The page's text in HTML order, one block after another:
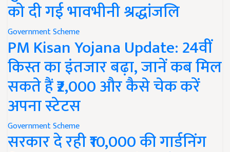
को दी गई भावभीनी श्रद्धांजलि
Government Scheme
PM Kisan Yojana Update: 24वीं
किस्त का इंतजार बढ़ा, जानें कब मिल
सकते हैं ₹2,000 और कैसे चेक करें
अपना स्टेटस
Government Scheme
सरकार दे रही ₹10,000 की गार्डनिंग